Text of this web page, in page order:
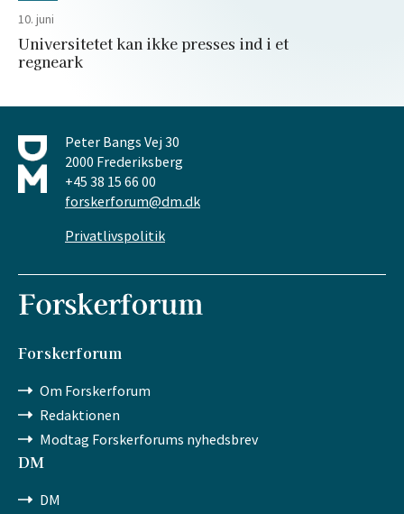
10. juni
Universitetet kan ikke presses ind i et
regneark
Peter Bangs Vej 30
2000 Frederiksberg
+45 38 15 66 00
forskerforum@dm.dk
Privatlivspolitik
Forskerforum
Om Forskerforum
Redaktionen
Modtag Forskerforums nyhedsbrev
DM
DM